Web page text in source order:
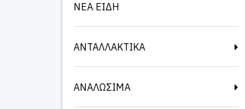
ΝΕΑ ΕΙΔΗ
ΑΝΤΑΛΛΑΚΤΙΚΑ
ΑΝΑΛΩΣΙΜΑ